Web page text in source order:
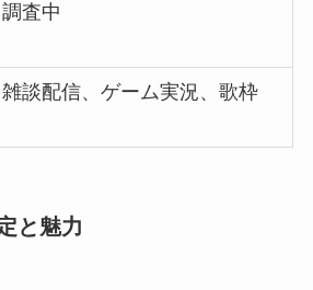
調査中
雑談配信、ゲーム実況、歌枠
と魅力